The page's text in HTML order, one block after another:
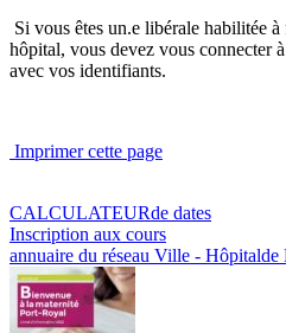
Si vous êtes un.e libérale habilitée
hôpital, vous devez vous connecter
avec vos identifiants.
Imprimer cette page
CALCULATEURde dates
Inscription aux cours
annuaire du réseau Ville - Hôpitalde